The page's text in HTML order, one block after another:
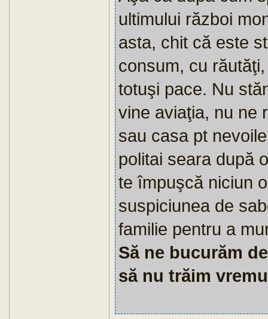
ultimului război
asta, chit că este
consum, cu
totuşi pace. Nu
vine aviaţia, nu ne
sau casa pt
politai seara după
te împuşcă niciun
suspiciunea de
familie pentru a
Să ne bucurăm
să nu trăim